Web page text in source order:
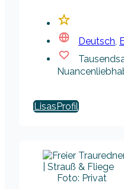
Deutsch,
Lisas
Foto: Privat